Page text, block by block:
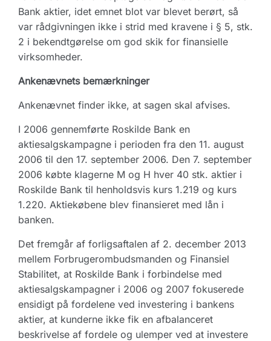
Bank aktier, idet emnet blot var blevet berørt, så
var rådgivningen ikke i strid med kravene i § 5, stk.
2 i bekendtgørelse om god skik for finansielle
virksomheder.
Ankenævnets bemærkninger
Ankenævnet finder ikke, at sagen skal afvises.
I 2006 gennemførte Roskilde Bank en
aktiesalgskampagne i perioden fra den 11. august
2006 til den 17. september 2006. Den 7. september
2006 købte klagerne M og H hver 40 stk. aktier i
Roskilde Bank til henholdsvis kurs 1.219 og kurs
1.220. Aktiekøbene blev finansieret med lån i
banken.
Det fremgår af forligsaftalen af 2. december 2013
mellem Forbrugerombudsmanden og Finansiel
Stabilitet, at Roskilde Bank i forbindelse med
aktiesalgskampagner i 2006 og 2007 fokuserede
ensidigt på fordelene ved investering i bankens
aktier, at kunderne ikke fik en afbalanceret
beskrivelse af fordele og ulemper ved at investere